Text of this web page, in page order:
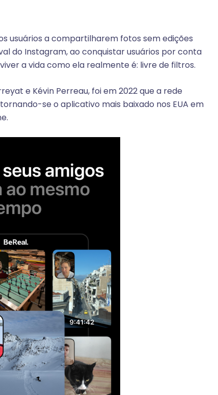
usuários a compartilharem fotos sem edições
do Instagram, ao conquistar usuários por conta
a vida como ela realmente é: livre de filtros.
e Kévin Perreau, foi em 2022 que a rede
se o aplicativo mais baixado nos EUA em